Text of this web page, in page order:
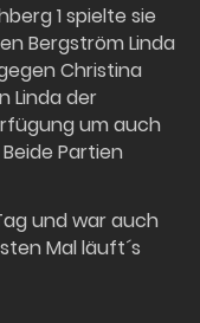
1 spielte sie
Bergström Linda
Christina
Linda der
um auch
Partien
und war auch
Mal läuft´s